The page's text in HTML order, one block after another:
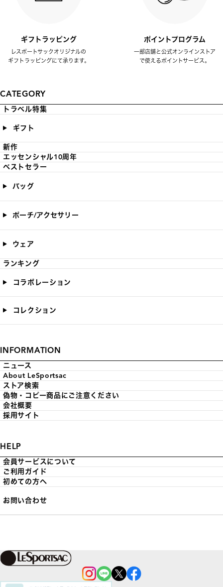
ギフトラッピング
レスポートサックオリジナルの
ギフトラッピングにて承ります。
ポイントプログラム
一部店舗と公式オンラインストア
で使えるポイントサービス。
CATEGORY
トラベル特集
ギフト
新作
エッセンシャル10周年
ベストセラー
バッグ
ポーチ/アクセサリー
ウェア
ランキング
コラボレーション
コレクション
INFORMATION
ニュース
About LeSportsac
ストア検索
偽物・コピー商品にご注意ください
会社概要
採用サイト
HELP
会員サービスについて
ご利用ガイド
初めての方へ
お問い合わせ